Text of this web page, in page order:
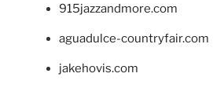
915jazzandmore.com
aguadulce-countryfair.com
jakehovis.com